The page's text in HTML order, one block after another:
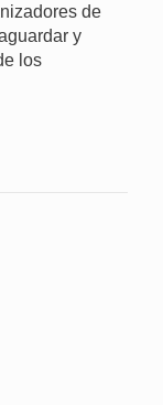
de
y
los